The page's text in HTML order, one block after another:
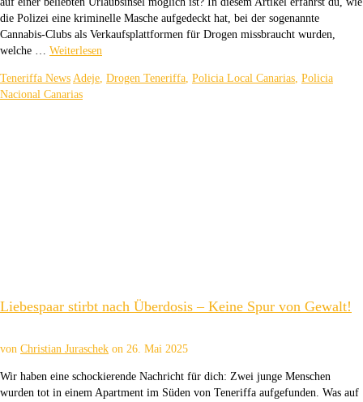
die Polizei eine kriminelle Masche aufgedeckt hat, bei der sogenannte
Cannabis-Clubs als Verkaufsplattformen für Drogen missbraucht wurden,
welche … Weiterlesen
Teneriffa News Adeje, Drogen Teneriffa, Policia Local Canarias, Policia
Nacional Canarias
Liebespaar stirbt nach Überdosis – Keine Spur von Gewalt!
von Christian Juraschek on 26. Mai 2025
Wir haben eine schockierende Nachricht für dich: Zwei junge Menschen
wurden tot in einem Apartment im Süden von Teneriffa aufgefunden. Was auf